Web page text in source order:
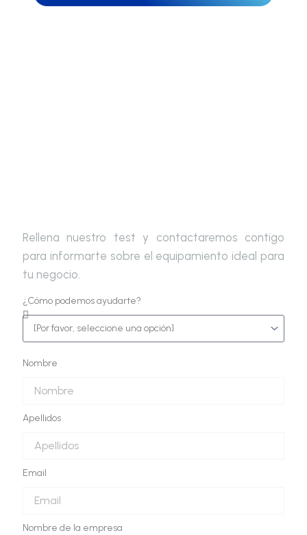
Rellena nuestro test y contactaremos contigo
para informarte sobre el equipamiento ideal para
tu negocio.
¿Cómo podemos ayudarte?
Nombre
Apellidos
Email
Nombre de la empresa